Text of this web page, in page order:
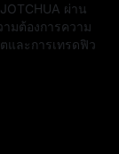
ผ่าน
มต้องการความ
และการเทรดฟิว